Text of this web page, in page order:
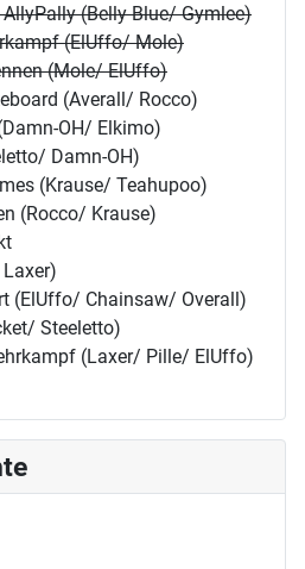
(Belly Blue/ Gymlee)
(ElUffo/ Mole)
(Mole/ ElUffo)
(Averall/ Rocco)
OH/ Elkimo)
Damn-OH)
(Krause/ Teahupoo)
(Rocco/ Krause)
(ElUffo/ Chainsaw/ Overall)
Steeletto)
(Laxer/ Pille/ ElUffo)